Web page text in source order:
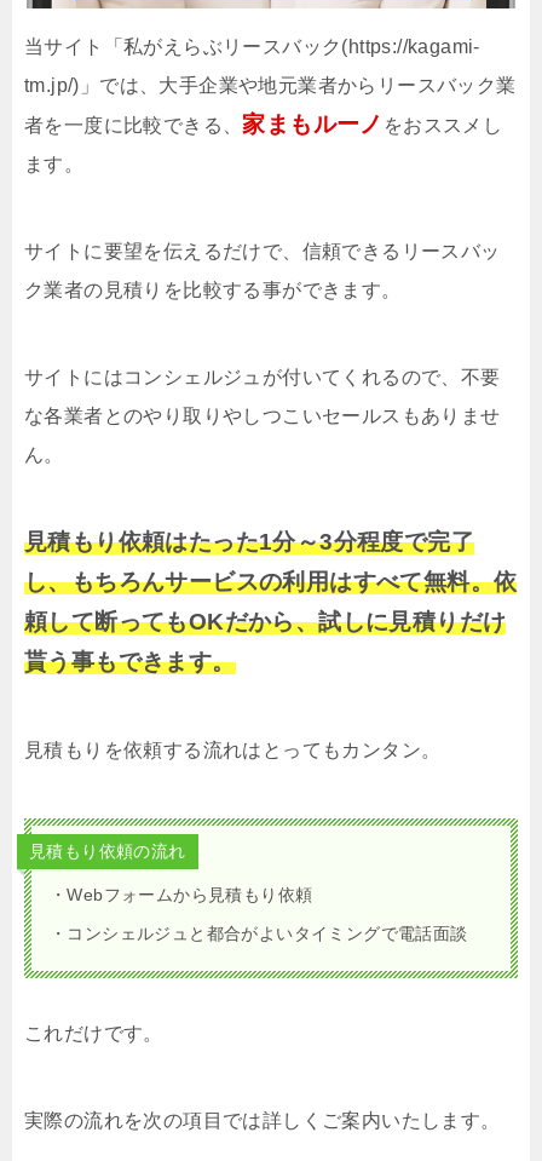
当サイト「私がえらぶリースバック(https://kagami-
tm.jp/)」では、大手企業や地元業者からリースバック業
者を一度に比較できる、家まもルーノ をおススメし
ます。
サイトに要望を伝えるだけで、信頼できるリースバッ
ク業者の見積りを比較する事ができます。
サイトにはコンシェルジュが付いてくれるので、不要
な各業者とのやり取りやしつこいセールスもありませ
ん。
見積もり依頼はたった1分～3分程度で完了
し、もちろんサービスの利用はすべて無料。依
頼して断ってもOKだから、試しに見積りだけ
貰う事もできます。
見積もりを依頼する流れはとってもカンタン。
見積もり依頼の流れ
・Webフォームから見積もり依頼
・コンシェルジュと都合がよいタイミングで電話面談
これだけです。
実際の流れを次の項目では詳しくご案内いたします。